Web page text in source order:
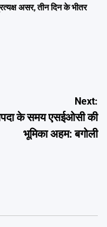
असर, तीन दिन के भीतर
Next:
के समय एसईओसी की
भूमिका अहम: बगोली